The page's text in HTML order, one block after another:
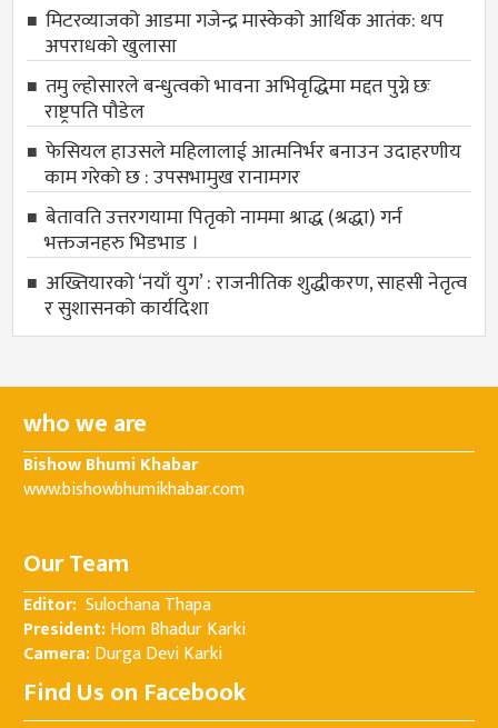
मिटरव्याजको आडमा गजेन्द्र मास्केको आर्थिक आतंक: थप
अपराधको खुलासा
तमु ल्होसारले बन्धुत्वको भावना अभिवृद्धिमा मद्दत पुग्ने छः
राष्ट्रपति पौडेल
फेसियल हाउसले महिलालाई आत्मनिर्भर बनाउन उदाहरणीय
काम गरेको छ : उपसभामुख रानामगर
बेतावति उत्तरगयामा पितृकाे नाममा श्राद्ध (श्रद्धा) गर्न
भक्तजनहरु भिडभाड ।
अख्तियारको ‘नयाँ युग’ : राजनीतिक शुद्धीकरण, साहसी नेतृत्व
र सुशासनको कार्यदिशा
who we are
Bishow Bhumi Khabar
www.bishowbhumikhabar.com
Our Team
Editor: Sulochana Thapa
President:Hom Bhadur Karki
Camera:Durga Devi Karki
Find Us on Facebook